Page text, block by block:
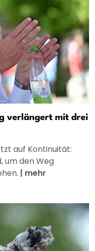
verlängert mit drei
auf Kontinuität:
um den Weg
| mehr